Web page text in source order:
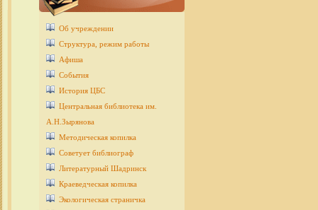
Об учреждении
Структура, режим работы
Афиша
События
История ЦБС
Центральная библиотека им.
А.Н.Зырянова
Методическая копилка
Советует библиограф
Литературный Шадринск
Краеведческая копилка
Экологическая страничка